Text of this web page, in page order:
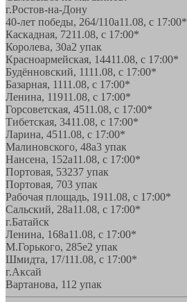
г.Ростов-на-Дону
40-лет победы, 264/110а11.08, с 17:00*
Каскадная, 7211.08, с 17:00*
Королева, 30а2 упак
Красноармейская, 14411.08, с 17:00*
Будённовский, 1111.08, с 17:00*
Базарная, 1111.08, с 17:00*
Ленина, 11911.08, с 17:00*
Горсоветская, 4511.08, с 17:00*
Тибетская, 3411.08, с 17:00*
Ларина, 4511.08, с 17:00*
Малиновского, 48а3 упак
Нансена, 152а11.08, с 17:00*
Портовая, 53237 упак
Портовая, 703 упак
Рабочая площадь, 1911.08, с 17:00*
Сальский, 28a11.08, с 17:00*
г.Батайск
Ленина, 168а11.08, с 17:00*
М.Горького, 285е2 упак
Шмидта, 17/111.08, с 17:00*
г.Аксай
Вартанова, 11 2 упак